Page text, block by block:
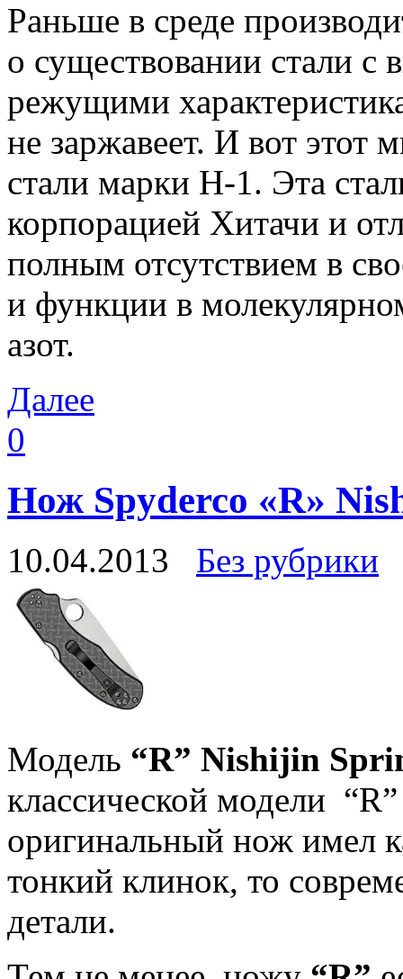
Раньше в среде
о существовании стали
режущими
не заржавеет. И вот этот
стали марки H-1. Эта
корпорацией Хитачи и
полным отсутствием в
и функции в
азот.
Далее
0
Нож Spyderco «R»
10.04.2013 Без рубрики
Модель “R” Nishijin
классической модели
оригинальный нож имел
тонкий клинок, то
детали.